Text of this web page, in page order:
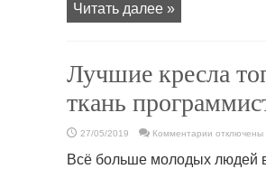
Читать далее »
Лучшие кресла
ткань
27/05/2019 Комментарии
кресла
отключены
Всё больше молодых людей